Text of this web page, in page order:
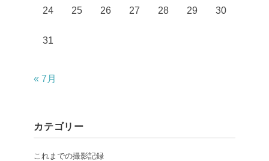
24 25 26 27 28 29 30
31
« 7月
カテゴリー
これまでの撮影記録